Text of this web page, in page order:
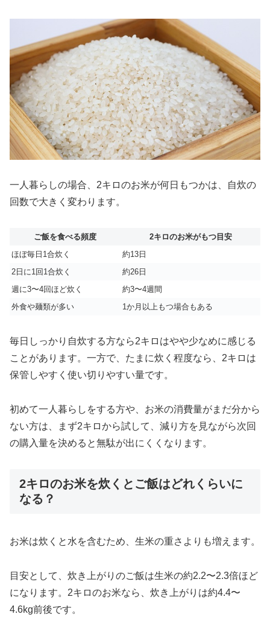
一人暮らしの場合、2キロのお米が何日もつかは、自炊の
回数で大きく変わります。
ご飯を食べる頻度
2キロのお米がもつ目安
ほぼ毎日1合炊く
約13日
2日に1回1合炊く
約26日
週に3〜4回ほど炊く
約3〜4週間
外食や麺類が多い
1か月以上もつ場合もある
毎日しっかり自炊する方なら2キロはやや少なめに感じる
ことがあります。一方で、たまに炊く程度なら、2キロは
保管しやすく使い切りやすい量です。
初めて一人暮らしをする方や、お米の消費量がまだ分から
ない方は、まず2キロから試して、減り方を見ながら次回
の購入量を決めると無駄が出にくくなります。
2キロのお米を炊くとご飯はどれくらいに
なる？
お米は炊くと水を含むため、生米の重さよりも増えます。
目安として、炊き上がりのご飯は生米の約2.2〜2.3倍ほど
になります。2キロのお米なら、炊き上がりは約4.4〜
4.6kg前後です。